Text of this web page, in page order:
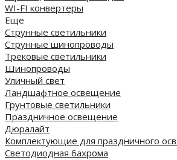
WI-FI конвертеры
Еще
Струнные светильники
Струнные шинопроводы
Трековые светильники
Шинопроводы
Уличный свет
Ландшафтное освещение
Грунтовые светильники
Праздничное освещение
Дюралайт
Комплектующие для праздничного
Светодиодная бахрома